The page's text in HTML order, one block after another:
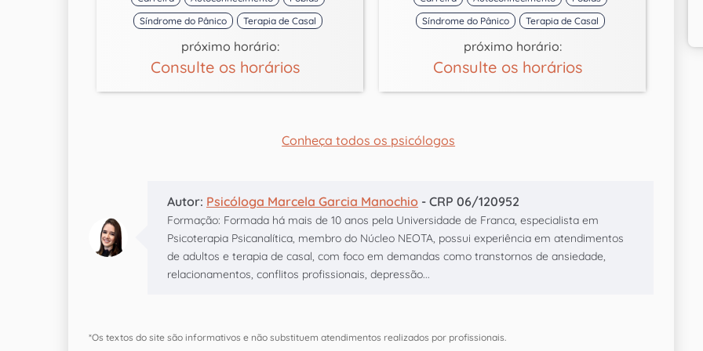
Síndrome do Pânico
Terapia de Casal
próximo horário:
Consulte os horários
Síndrome do Pânico
Terapia de Casal
próximo horário:
Consulte os horários
Conheça todos os psicólogos
Autor: Psicóloga Marcela Garcia Manochio - CRP 06/120952
Formação: Formada há mais de 10 anos pela Universidade de Franca, especialista em
Psicoterapia Psicanalítica, membro do Núcleo NEOTA, possui experiência em atendimentos
de adultos e terapia de casal, com foco em demandas como transtornos de ansiedade,
relacionamentos, conflitos profissionais, depressão...
*Os textos do site são informativos e não substituem atendimentos realizados por profissionais.